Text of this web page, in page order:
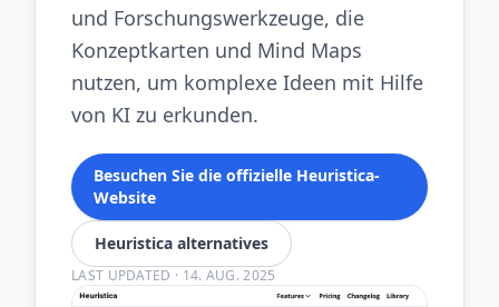
und Forschungswerkzeuge, die
Konzeptkarten und Mind Maps
nutzen, um komplexe Ideen mit Hilfe
von KI zu erkunden.
Besuchen Sie die offizielle Heuristica-
Website
Heuristica alternatives
LAST UPDATED · 14. AUG. 2025